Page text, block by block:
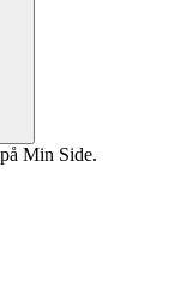
Min Side.